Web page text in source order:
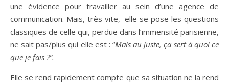
une évidence pour travailler au sein d’une agence de
communication. Mais, très vite, elle se pose les questions
classiques de celle qui, perdue dans l’immensité parisienne,
ne sait pas/plus qui elle est : “Mais au juste, ça sert à quoi ce
que je fais ?”.
Elle se rend rapidement compte que sa situation ne la rend